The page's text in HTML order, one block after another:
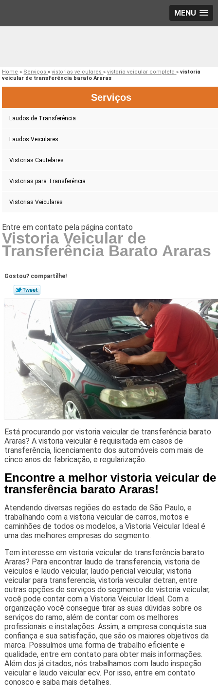
MENU
Home » Serviços»vistorias veiculares»vistoria veicular completa»vistoria
veicular de transferência barato Araras
Serviços
Laudos de Transferência
Laudos Veiculares
Vistorias Cautelares
Vistorias para Transferência
Vistorias Veiculares
Vistoria Veicular de
Transferência Barato Araras
Gostou? compartilhe!
Está procurando por vistoria veicular de transferência barato
Araras? A vistoria veicular é requisitada em casos de
transferência, licenciamento dos automóveis com mais de
cinco anos de fabricação, e regularização.
Encontre a melhor vistoria veicular de
transferência barato Araras!
Atendendo diversas regiões do estado de São Paulo, e
trabalhando com a vistoria veicular de carros, motos e
caminhões de todos os modelos, a Vistoria Veicular Ideal é
uma das melhores empresas do segmento.
Tem interesse em vistoria veicular de transferência barato
Araras? Para encontrar laudo de transferencia, vistoria de
veiculos e laudo veicular, laudo pericial veicular, vistoria
veicular para transferencia, vistoria veicular detran, entre
outras opções de serviços do segmento de vistoria veicular,
você pode contar com a Vistoria Veicular Ideal. Com a
organização você consegue tirar as suas dúvidas sobre os
serviços do ramo, além de contar com os melhores
profissionais e instalações. Assim, a empresa conquista sua
confiança e sua satisfação, que são os maiores objetivos da
marca. Possuímos uma forma de trabalho eficiente e
qualidade, entre em contato para obter mais informações.
Além dos já citados, nós trabalhamos com laudo inspeção
veicular e laudo veicular ecv. Por isso, entre em contato
conosco e saiba mais detalhes.